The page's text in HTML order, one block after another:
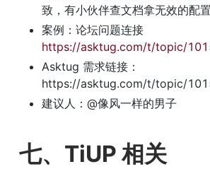
致，有小伙伴查文档拿无效的配置
案例：论坛问题连接
https://asktug.com/t/topic/
Asktug 需求链接：
https://asktug.com/t/topic/
建议人：@像风一样的男子
七、TiUP 相关